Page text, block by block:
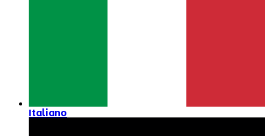
Italiano